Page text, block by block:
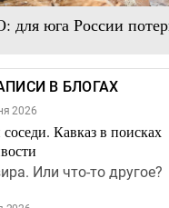
для юга России
В БЛОГАХ
2026
Кавказ в поисках
Или что-то другое?